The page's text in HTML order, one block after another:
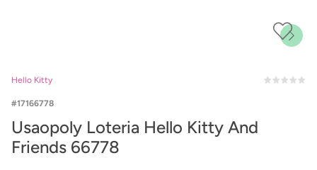
Hello Kitty
17166778
Usaopoly Loteria Hello Kitty And
Friends 66778